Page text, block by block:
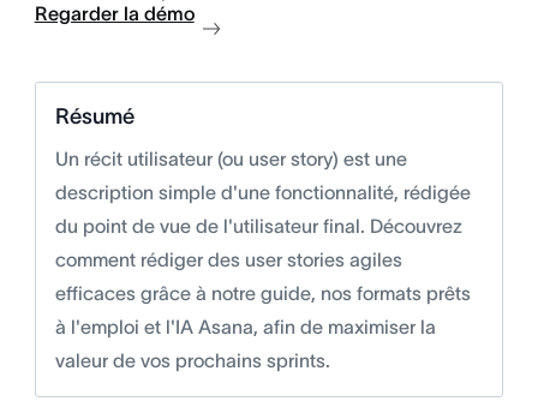
Regarder la démo
Résumé
Un récit utilisateur (ou user story) est une
description simple d'une fonctionnalité, rédigée
du point de vue de l'utilisateur final. Découvrez
comment rédiger des user stories agiles
efficaces grâce à notre guide, nos formats prêts
à l'emploi et l'IA Asana, afin de maximiser la
valeur de vos prochains sprints.